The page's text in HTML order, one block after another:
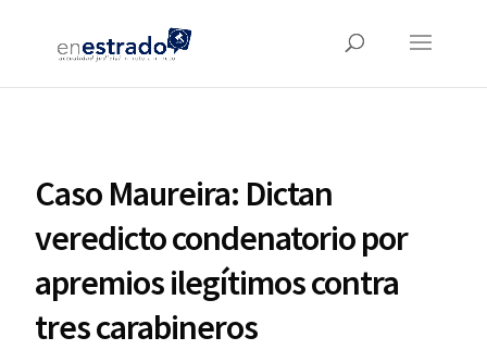
Caso Maureira: Dictan
veredicto condenatorio por
apremios ilegítimos contra
tres carabineros